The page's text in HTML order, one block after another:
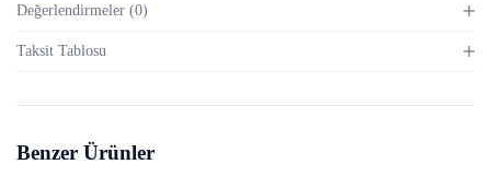
Değerlendirmeler (0)
Taksit Tablosu
Benzer Ürünler